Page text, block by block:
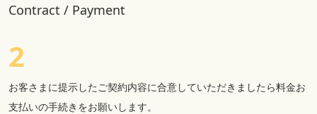
2
Contract / Payment
お客さまに提示したご契約内容に合意していただきましたら料金お
支払いの手続きをお願いします。